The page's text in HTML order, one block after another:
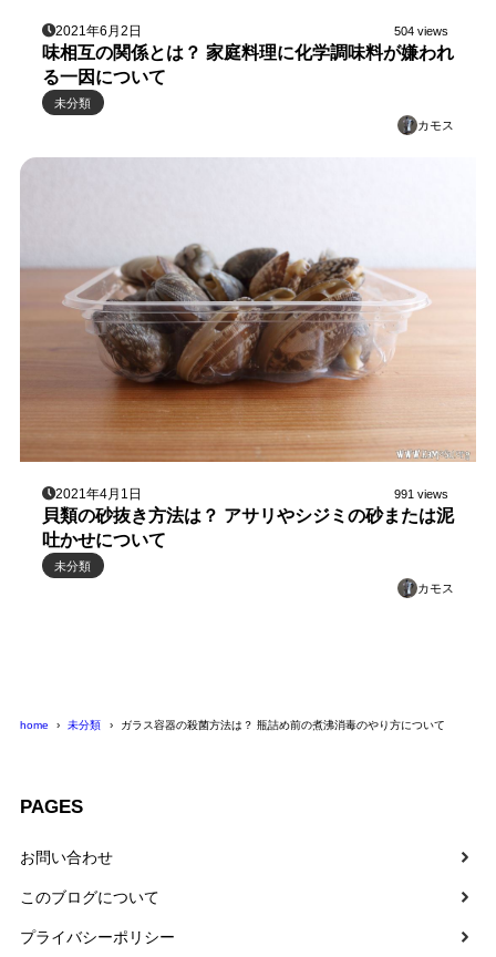
2021年6月2日 504 views
味相互の関係とは？ 家庭料理に化学調味料が嫌われ
る一因について
未分類
カモス
2021年4月1日 991 views
貝類の砂抜き方法は？ アサリやシジミの砂または泥
吐かせについて
未分類
カモス
home 未分類 ガラス容器の殺菌方法は？ 瓶詰め前の煮沸消毒のやり方について
PAGES
お問い合わせ
このブログについて
プライバシーポリシー